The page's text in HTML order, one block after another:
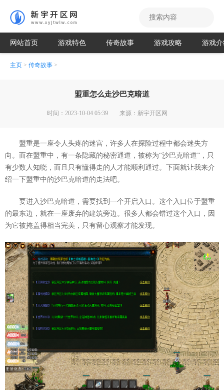
网站首页 游戏特色 传奇故事 游戏攻略 游戏
主页 > 传奇故事 >
盟重怎么走沙巴克暗道
时间：2023-10-04 05:39 来源：新宇开区网
盟重是一座令人头疼的迷宫，许多人在探险过程中都会迷失方
向。而在盟重中，有一条隐藏的秘密通道，被称为“沙巴克暗道”，只
有少数人知晓，而且只有懂得走的人才能顺利通过。下面就让我来介
绍一下盟重中的沙巴克暗道的走法吧。
要进入沙巴克暗道，需要找到一个开启入口。这个入口位于盟重
的最东边，就在一座废弃的建筑旁边。很多人都会错过这个入口，因
为它被掩盖得相当完美，只有留心观察才能发现。